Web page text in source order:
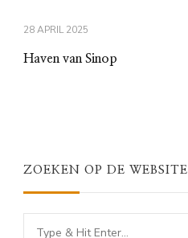
28 APRIL 2025
Haven van Sinop
ZOEKEN OP DE WEBSITE
Looking